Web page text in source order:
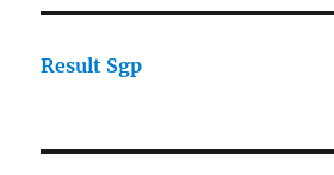
Result Sgp